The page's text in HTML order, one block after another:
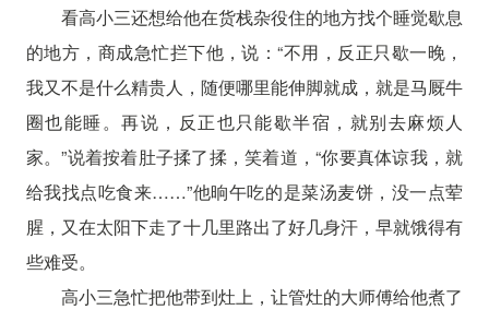
看高小三还想给他在货栈杂役住的地方找个睡觉歇息
的地方，商成急忙拦下他，说：“不用，反正只歇一晚，
我又不是什么精贵人，随便哪里能伸脚就成，就是马厩牛
圈也能睡。再说，反正也只能歇半宿，就别去麻烦人
家。”说着按着肚子揉了揉，笑着道，“你要真体谅我，就
给我找点吃食来……”他晌午吃的是菜汤麦饼，没一点荤
腥，又在太阳下走了十几里路出了好几身汗，早就饿得有
些难受。
高小三急忙把他带到灶上，让管灶的大师傅给他煮了